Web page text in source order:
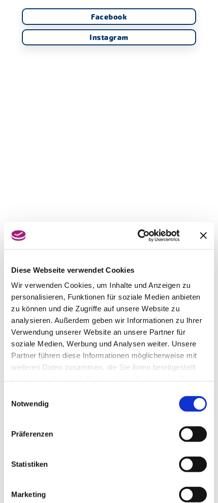
Diese Webseite verwendet Cookies
Wir verwenden Cookies, um Inhalte und Anzeigen zu
personalisieren, Funktionen für soziale Medien anbieten
zu können und die Zugriffe auf unsere Website zu
analysieren. Außerdem geben wir Informationen zu Ihrer
Verwendung unserer Website an unsere Partner für
soziale Medien, Werbung und Analysen weiter. Unsere
Partner führen diese Informationen möglicherweise mit
weiteren Daten zusammen, die Sie ihnen bereitgestellt
Notwendig
Präferenzen
Statistiken
Marketing
Facebook
Instagram